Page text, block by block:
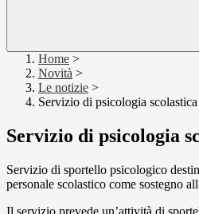
Home >
Novità >
Le notizie >
Servizio di psicologia scolastica
Servizio di psicologia
Servizio di sportello psicologico
personale scolastico come sostegno